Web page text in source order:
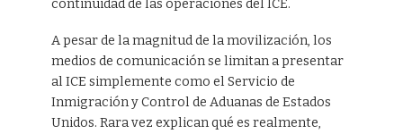
continuidad de las operaciones del ICE.
A pesar de la magnitud de la movilización, los
medios de comunicación se limitan a presentar
al ICE simplemente como el Servicio de
Inmigración y Control de Aduanas de Estados
Unidos. Rara vez explican qué es realmente,